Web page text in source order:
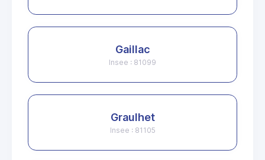
Gaillac
Insee : 81099
Graulhet
Insee : 81105